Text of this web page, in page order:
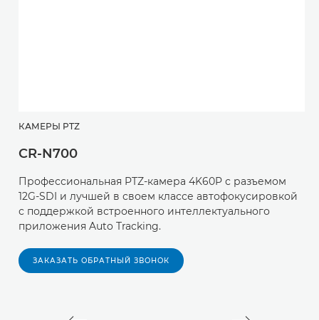
КАМЕРЫ PTZ
CR-N700
Профессиональная PTZ-камера 4K60P с разъемом
12G-SDI и лучшей в своем классе автофокусировкой
с поддержкой встроенного интеллектуального
приложения Auto Tracking.
ЗАКАЗАТЬ ОБРАТНЫЙ ЗВОНОК